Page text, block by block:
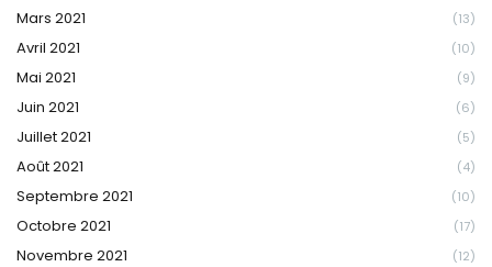
Mars 2021 (13)
Avril 2021 (10)
Mai 2021 (9)
Juin 2021 (6)
Juillet 2021 (5)
Août 2021 (4)
Septembre 2021 (10)
Octobre 2021 (17)
Novembre 2021 (12)